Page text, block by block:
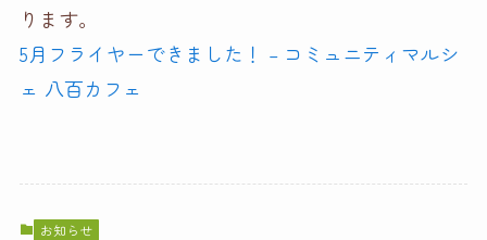
ります。
5月フライヤーできました！ – コミュニティマルシ
ェ 八百カフェ
お知らせ